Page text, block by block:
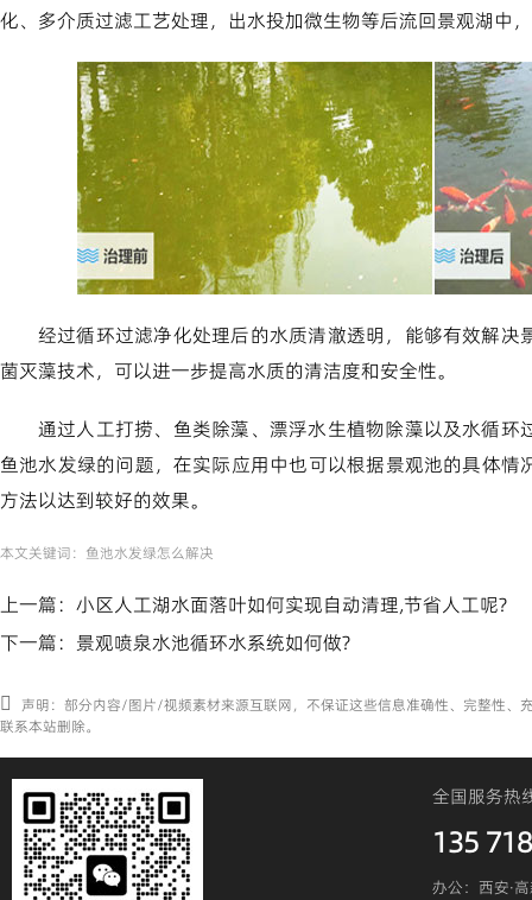
化、多介质过滤工艺处理，出水投加微生物等后流回景观湖中
经过循环过滤净化处理后的水质清澈透明，能够有效解
菌灭藻技术，可以进一步提高水质的清洁度和安全性。
通过人工打捞、鱼类除藻、漂浮水生植物除藻以及水循
鱼池水发绿的问题，在实际应用中也可以根据景观池的具体
方法以达到较好的效果。
本文关键词： 鱼池水发绿怎么解决
上一篇： 小区人工湖水面落叶如何实现自动清理,节省人工呢?
下一篇： 景观喷泉水池循环水系统如何做?
声明：部分内容/图片/视频素材来源互联网，不保证这些信息准确性、完整性、
联系本站删除。
全国服务热
135
办公：西安·